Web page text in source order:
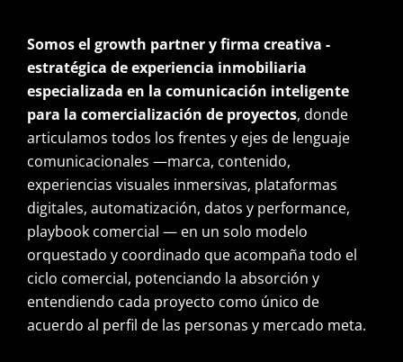
Somos el growth partner y firma creativa -
estratégica de experiencia inmobiliaria
especializada en la comunicación inteligente
para la comercialización de proyectos, donde
articulamos todos los frentes y ejes de lenguaje
comunicacionales —marca, contenido,
experiencias visuales inmersivas, plataformas
digitales, automatización, datos y performance,
playbook comercial — en un solo modelo
orquestado y coordinado que acompaña todo el
ciclo comercial, potenciando la absorción y
entendiendo cada proyecto como único de
acuerdo al perfil de las personas y mercado meta.